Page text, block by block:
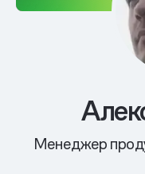
Менеджер